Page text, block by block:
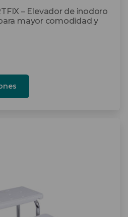
– Elevador de inodoro
mayor comodidad y